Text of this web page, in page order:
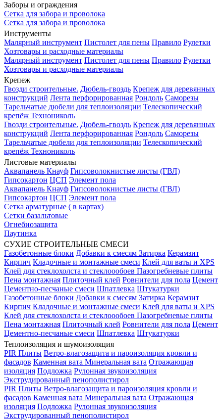
Заборы и ограждения
Сетка для забора и проволока
Сетка для забора и проволока
Инструменты
Малярный инструмент Пистолет для пены Правило Рулетки
Хозтовары и расходные материалы
Малярный инструмент Пистолет для пены Правило Рулетки
Хозтовары и расходные материалы
Крепеж
Гвозди строительные. Дюбель-гвоздь Крепеж для деревянных
конструкций Лента перфорированная Рондоль Саморезы
Тарельчатые дюбели для теплоизоляции Телескопический
крепёж Технониколь
Гвозди строительные. Дюбель-гвоздь Крепеж для деревянных
конструкций Лента перфорированная Рондоль Саморезы
Тарельчатые дюбели для теплоизоляции Телескопический
крепёж Технониколь
Листовые материалы
Аквапанель Кнауф Гипсоволокнистые листы (ГВЛ)
Гипсокартон ЦСП Элемент пола
Аквапанель Кнауф Гипсоволокнистые листы (ГВЛ)
Гипсокартон ЦСП Элемент пола
Сетка арматурные ( в картах)
Сетки базальтовые
Огнебиозащита
Паутинка
СУХИЕ СТРОИТЕЛЬНЫЕ СМЕСИ
Газобетонные блоки Добавки к смесям Затирка Керамзит
Кирпич Кладочные и монтажные смеси Клей для ваты и XPS
Клей для стеклохолста и стеклоообоев Пазогребневые плиты
Пена монтажная Плиточный клей Ровнители для пола Цемент
Цементно-песчаные смеси Шпатлевка Штукатурки
Газобетонные блоки Добавки к смесям Затирка Керамзит
Кирпич Кладочные и монтажные смеси Клей для ваты и XPS
Клей для стеклохолста и стеклоообоев Пазогребневые плиты
Пена монтажная Плиточный клей Ровнители для пола Цемент
Цементно-песчаные смеси Шпатлевка Штукатурки
Теплоизоляция и шумоизоляция
PIR Плиты Ветро-влагозащита и пароизоляция кровли и
фасадов Каменная вата Минеральная вата Отражающая
изоляция Подложка Рулонная звукоизоляция
Экструдированный пенополистирол
PIR Плиты Ветро-влагозащита и пароизоляция кровли и
фасадов Каменная вата Минеральная вата Отражающая
изоляция Подложка Рулонная звукоизоляция
Экструдированный пенополистирол